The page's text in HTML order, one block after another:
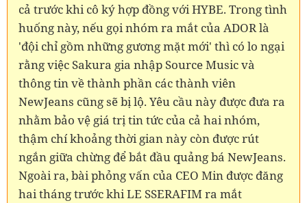
cả trước khi cô ký hợp đồng với HYBE. Trong tình
huống này, nếu gọi nhóm ra mắt của ADOR là
'đội chỉ gồm những gương mặt mới' thì có lo ngại
rằng việc Sakura gia nhập Source Music và
thông tin về thành phần các thành viên
NewJeans cũng sẽ bị lộ. Yêu cầu này được đưa ra
nhằm bảo vệ giá trị tin tức của cả hai nhóm,
thậm chí khoảng thời gian này còn được rút
ngắn giữa chừng để bắt đầu quảng bá NewJeans.
Ngoài ra, bài phỏng vấn của CEO Min được đăng
hai tháng trước khi LE SSERAFIM ra mắt